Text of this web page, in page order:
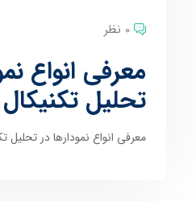
0 نظر
معرفی انواع
تحلیل تکنیکال
معرفی انواع نمودارها در تحلیل